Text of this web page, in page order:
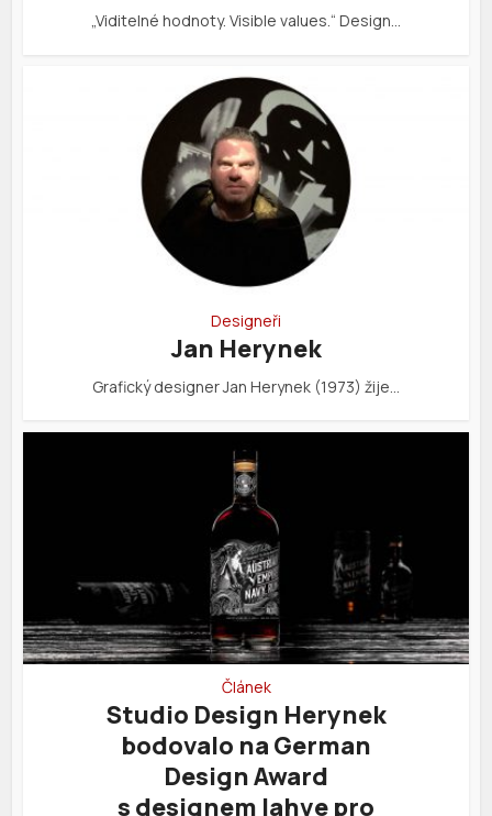
„Viditelné hodnoty. Visible values.“ Design…
Designeři
Jan Herynek
Grafický designer Jan Herynek (1973) žije…
Článek
Studio Design Herynek
bodovalo na German
Design Award
s designem lahve pro